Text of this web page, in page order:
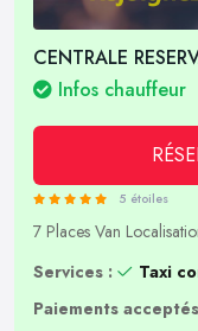
CENTRALE
Infos chauffeur
5 étoiles
7 Places Van
Services :
Taxi
Paiements